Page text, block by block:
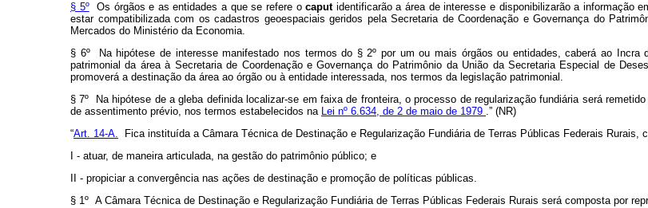
§ 5ºOs órgãos e as entidades a que se refere ocaput identificarão a área de interesse e disponibilizarão a informação
estar compatibilizada com os cadastros geoespaciais geridos pela Secretaria de Coordenação e Governança do
Mercados do Ministério da Economia.
§ 6º Na hipótese de interesse manifestado nos termos do § 2º por um ou mais órgãos ou entidades, caberá ao Incra
patrimonial da área à Secretaria de Coordenação e Governança do Patrimônio da União da Secretaria Especial de
promoverá a destinação da área ao órgão ou à entidade interessada, nos termos da legislação patrimonial.
§ 7º Na hipótese de a gleba definida localizar-se em faixa de fronteira, o processo de regularização fundiária será
de assentimento prévio, nos termos estabelecidos na Lei nº 6.634, de 2 de maio de 1979 .” (NR)
“Art. 14-A. Fica instituída a Câmara Técnica de Destinação e Regularização Fundiária de Terras Públicas Federais Rurais,
I - atuar, de maneira articulada, na gestão do patrimônio público; e
II - propiciar a convergência nas ações de destinação e promoção de políticas públicas.
§ 1º A Câmara Técnica de Destinação e Regularização Fundiária de Terras Públicas Federais Rurais será composta por